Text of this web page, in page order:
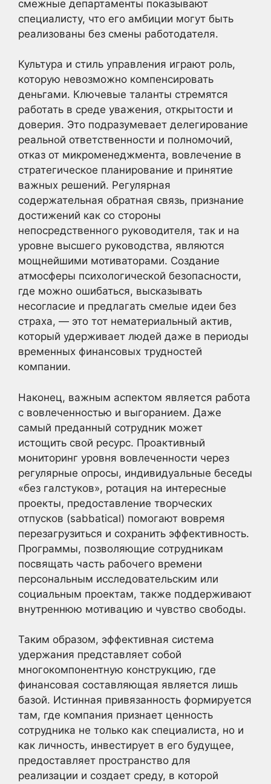
смежные департаменты показывают
специалисту, что его амбиции могут быть
реализованы без смены работодателя.
Культура и стиль управления играют роль,
которую невозможно компенсировать
деньгами. Ключевые таланты стремятся
работать в среде уважения, открытости и
доверия. Это подразумевает делегирование
реальной ответственности и полномочий,
отказ от микроменеджмента, вовлечение в
стратегическое планирование и принятие
важных решений. Регулярная
содержательная обратная связь, признание
достижений как со стороны
непосредственного руководителя, так и на
уровне высшего руководства, являются
мощнейшими мотиваторами. Создание
атмосферы психологической безопасности,
где можно ошибаться, высказывать
несогласие и предлагать смелые идеи без
страха, — это тот нематериальный актив,
который удерживает людей даже в периоды
временных финансовых трудностей
компании.
Наконец, важным аспектом является работа
с вовлеченностью и выгоранием. Даже
самый преданный сотрудник может
истощить свой ресурс. Проактивный
мониторинг уровня вовлеченности через
регулярные опросы, индивидуальные беседы
«без галстуков», ротация на интересные
проекты, предоставление творческих
отпусков (sabbatical) помогают вовремя
перезагрузиться и сохранить эффективность.
Программы, позволяющие сотрудникам
посвящать часть рабочего времени
персональным исследовательским или
социальным проектам, также поддерживают
внутреннюю мотивацию и чувство свободы.
Таким образом, эффективная система
удержания представляет собой
многокомпонентную конструкцию, где
финансовая составляющая является лишь
базой. Истинная привязанность формируется
там, где компания признает ценность
сотрудника не только как специалиста, но и
как личность, инвестирует в его будущее,
предоставляет пространство для
реализации и создает среду, в которой